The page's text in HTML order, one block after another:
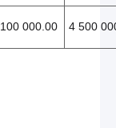
100 000.00 4 500